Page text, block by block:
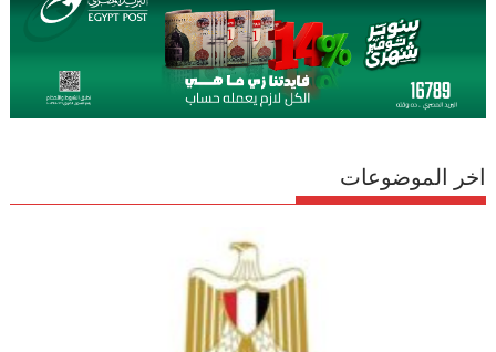
اخر الموضوعات